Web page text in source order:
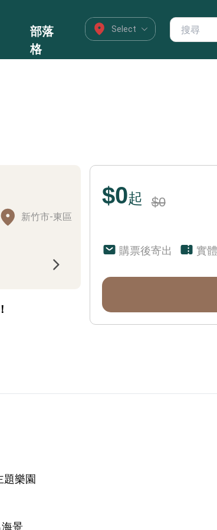
部落
格
新竹市-東區
$0起 $0
購票後寄出 實
題樂園
景